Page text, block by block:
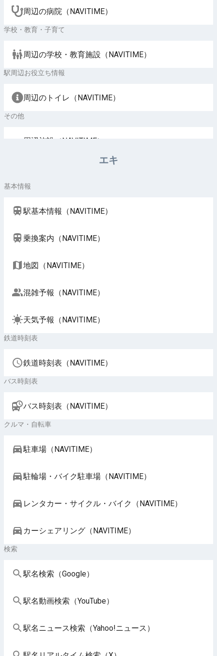
周辺の病院（NAVITIME）
学校・教育・子育て
周辺の学校・教育施設（NAVITIME）
駅周辺お役立ち情報
周辺のトイレ（NAVITIME）
その他
周辺施設（NAVITIME）
エキ
基本情報
駅基本情報（NAVITIME）
乗換案内（NAVITIME）
地図（NAVITIME）
混雑予報（NAVITIME）
天気予報（NAVITIME）
鉄道時刻表
鉄道時刻表（NAVITIME）
バス時刻表
バス時刻表（NAVITIME）
クルマ・自転車
駐車場（NAVITIME）
駐輪場・バイク駐車場（NAVITIME）
レンタカー・サイクル・バイク（NAVITIME）
カーシェアリング（NAVITIME）
検索
駅名検索（Google）
駅名動画検索（YouTube）
駅名ニュース検索（Yahoo!ニュース）